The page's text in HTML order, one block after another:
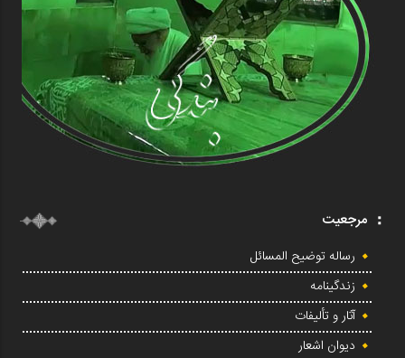
مرجعیت
رساله توضیح المسائل
زندگینامه
آثار و تألیفات
دیوان اشعار